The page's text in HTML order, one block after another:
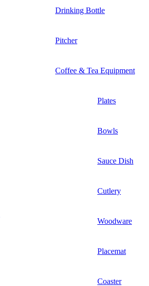
Drinking Bottle
Pitcher
Coffee & Tea Equipment
Plates
Bowls
Sauce Dish
Cutlery
Woodware
Placemat
Coaster